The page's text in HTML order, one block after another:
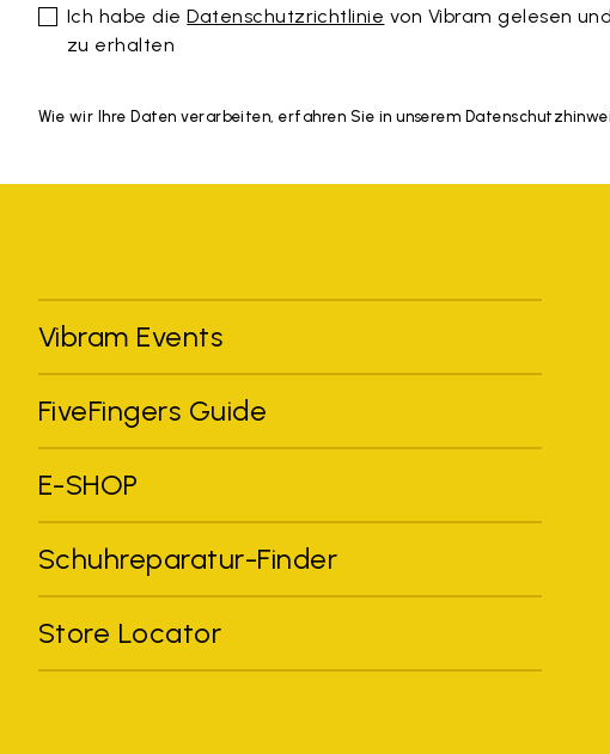
Ich habe dieDatenschutzrichtlinie von Vibram gelesen
zu erhalten
Wie wir Ihre Daten verarbeiten, erfahren Sie in unserem
Vibram Events
FiveFingers Guide
E-SHOP
Schuhreparatur-Finder
Store Locator